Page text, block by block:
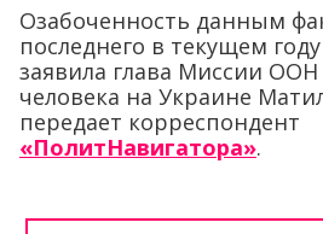
Озабоченность данным
последнего в текущем
заявила глава Миссии
человека на Украине
передает корреспондент
«ПолитНавигатора».